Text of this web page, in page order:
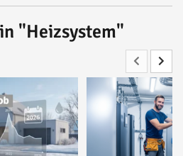
"Heizsystem"